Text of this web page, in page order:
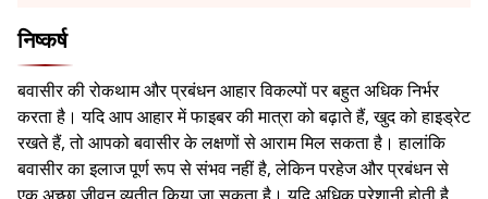
निष्कर्ष
बवासीर की रोकथाम और प्रबंधन आहार विकल्पों पर बहुत अधिक निर्भर
करता है। यदि आप आहार में फाइबर की मात्रा को बढ़ाते हैं, खुद को हाइड्रेट
रखते हैं, तो आपको बवासीर के लक्षणों से आराम मिल सकता है। हालांकि
बवासीर का इलाज पूर्ण रूप से संभव नहीं है, लेकिन परहेज और प्रबंधन से